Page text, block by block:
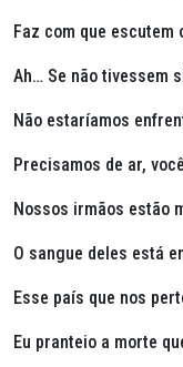
Faz com que escutem
Ah… Se não tivessem
Não estaríamos
Precisamos de ar,
Nossos irmãos estão
O sangue deles está
Esse país que nos
Eu pranteio a morte